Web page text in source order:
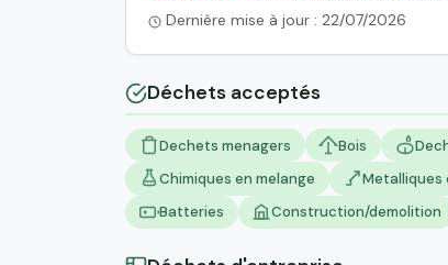
Dernière mise à jour : 22/07/2026
Déchets acceptés
Dechets menagers Bois
Chimiques en melange
Metalliques
Batteries
Construction/demolition